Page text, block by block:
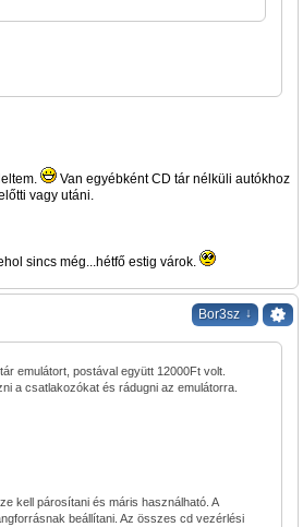
Van egyébként CD tár nélküli autókhoz
vagy utáni.
sincs még...hétfő estig várok.
Bor3sz ↓
emulátort, postával együtt 12000Ft volt.
a csatlakozókat és rádugni az emulátorra.
kell párosítani és máris használható. A
beállítani. Az összes cd vezérlési